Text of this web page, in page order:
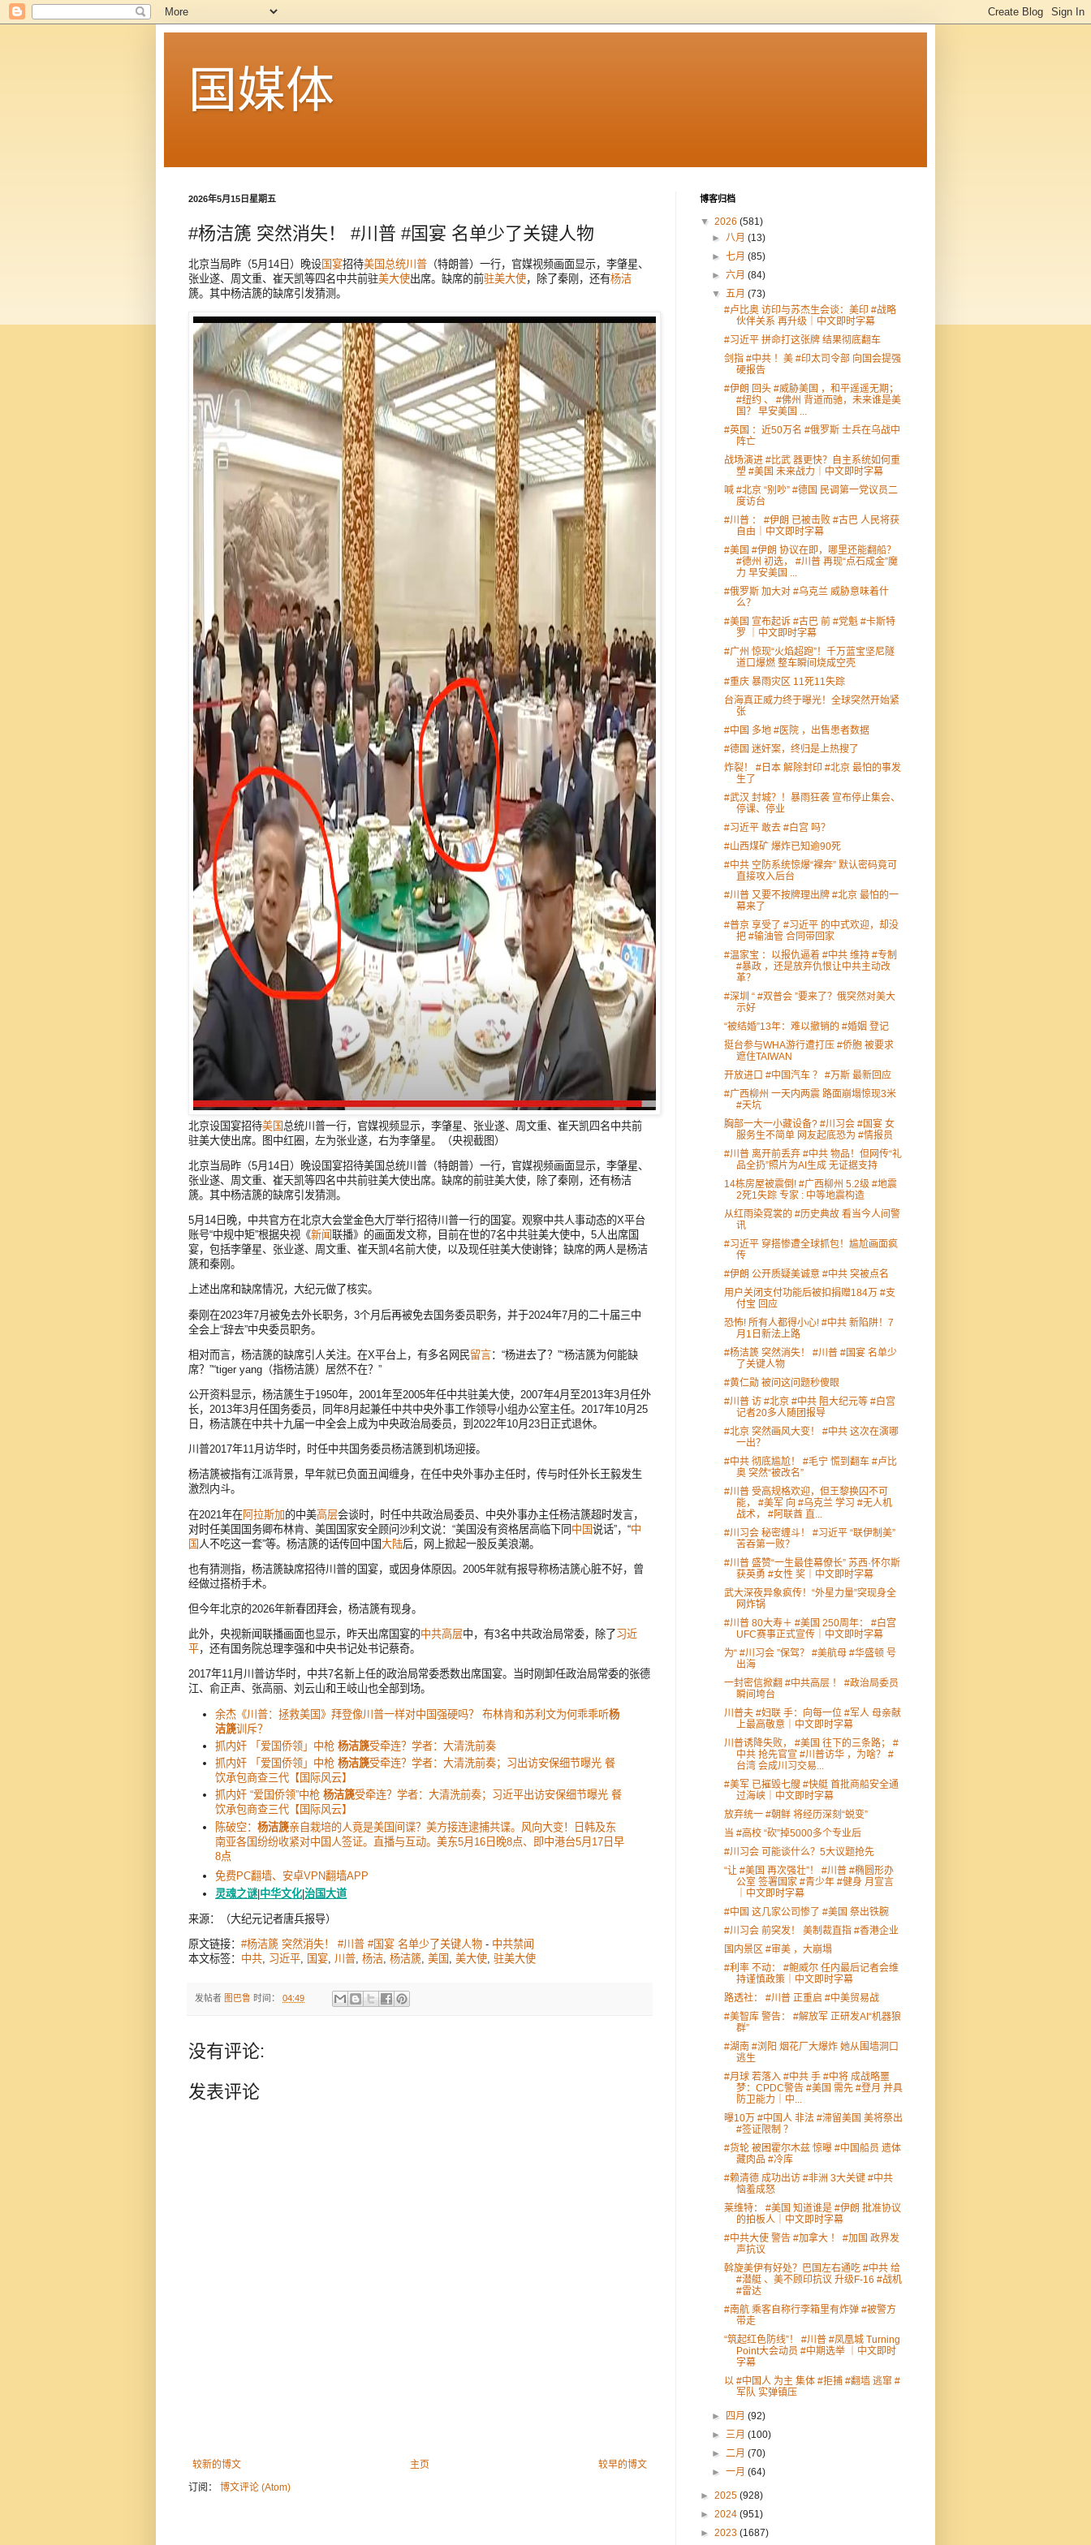
国媒体
2026年5月15日星期五
#杨洁篪 突然消失！ #川普 #国宴 名单少了关键人物
北京当局昨（5月14日）晚设国宴招待美国总统川普 （特朗普）一行，官媒视频画面显示，李肇星、
张业遂、周文重、崔天凯等四名中共前驻美大使出席。缺席的前驻美大使，除了秦刚，还有杨洁
篪。其中杨洁篪的缺席引发猜测。
北京设国宴招待美国 总统川普一行，官媒视频显示，李肇星、张业遂、周文重、崔天凯四名中共前
驻美大使出席。图中红圈，左为张业遂，右为李肇星。（央视截图）
北京当局昨（5月14日）晚设国宴招待美国总统川普（特朗普）一行，官媒视频画面显示，李肇星、
张业遂、周文重、崔天凯等四名中共前驻美大使出席。缺席的前驻美大使，除了秦刚，还有杨洁
篪。其中杨洁篪的缺席引发猜测。
5月14日晚，中共官方在北京大会堂金色大厅举行招待川普一行的国宴。观察中共人事动态的X平台
账号“中规中矩”根据央视《新闻联播》的画面发文称，目前在世的7名中共驻美大使中，5人出席国
宴，包括李肇星、张业遂、周文重、崔天凯4名前大使，以及现任驻美大使谢锋；缺席的两人是杨洁
篪和秦刚。
上述出席和缺席情况，大纪元做了核实。
秦刚在2023年7月被免去外长职务，3个月后再被免去国务委员职务，并于2024年7月的二十届三中
全会上“辞去”中央委员职务。
相对而言，杨洁篪的缺席引人关注。在X平台上，有多名网民留言：“杨进去了？”“杨洁篪为何能缺
席？”“tiger yang（指杨洁篪）居然不在？”
公开资料显示，杨洁篪生于1950年，2001年至2005年任中共驻美大使，2007年4月至2013年3月任外
长，2013年3月任国务委员，同年8月起兼任中共中央外事工作领导小组办公室主任。2017年10月25
日，杨洁篪在中共十九届一中全会上成为中央政治局委员，到2022年10月23日正式退休。
川普2017年11月访华时，时任中共国务委员杨洁篪到机场迎接。
杨洁篪被指有江派背景，早年就已负面丑闻缠身，在任中央外事办主任时，传与时任外长王毅发生
激烈内斗。
在2021年在阿拉斯加的中美高层会谈时，时任中共政治局委员、中央外事办主任杨洁篪超时发言，
对时任美国国务卿布林肯、美国国家安全顾问沙利文说：“美国没有资格居高临下同 中国说话”，“中
国 人不吃这一套”等。杨洁篪的话传回中国大陆后，网上掀起一股反美浪潮。
也有猜测指，杨洁篪缺席招待川普的国宴，或因身体原因。2005年就有报导称杨洁篪心脏不好，曾
经做过搭桥手术。
但今年北京的2026年新春团拜会，杨洁篪有现身。
此外，央视新闻联播画面也显示，昨天出席国宴的中共高层中，有3名中共政治局常委，除了习近
平，还有国务院总理李强和中央书记处书记蔡奇。
2017年11月川普访华时，中共7名新上任的政治局常委悉数出席国宴。当时刚卸任政治局常委的张德
江、俞正声、张高丽、刘云山和王岐山也全部到场。
余杰《川普：拯救美国》拜登像川普一样对中国强硬吗？ 布林肯和苏利文为何乖乖听杨
洁篪训斥？
抓内奸 「爱国侨领」中枪 杨洁篪受牵连？学者：大清洗前奏
抓内奸 「爱国侨领」中枪 杨洁篪受牵连？学者：大清洗前奏；习出访安保细节曝光 餐
饮承包商查三代【国际风云】
抓内奸 “爱国侨领”中枪 杨洁篪受牵连？学者：大清洗前奏；习近平出访安保细节曝光 餐
饮承包商查三代【国际风云】
陈破空： 杨洁篪亲自栽培的人竟是美国间谍？美方接连逮捕共谍。风向大变！日韩及东
南亚各国纷纷收紧对中国人签证。直播与互动。美东5月16日晚8点、即中港台5月17日早
8点
免费PC翻墙、安卓VPN翻墙APP
灵魂之谜|中华文化|治国大道
来源：（大纪元记者唐兵报导）
原文链接： #杨洁篪 突然消失！ #川普 #国宴 名单少了关键人物 - 中共禁闻
本文标签： 中共 习近平 国宴 川普 杨洁 杨洁篪 美国 美大使 驻美大使
发帖者 图巴鲁 时间： 04:49
没有评论:
发表评论
较新的博文 较早的博文
主页
订阅： 博文评论 (Atom)
博客归档
▼ 2026 (581)
►八月(13)
►七月(85)
►六月(84)
▼五月(73)
#卢比奥 访印与苏杰生会谈：美印 #战略
伙伴关系 再升级｜中文即时字幕
#习近平 拼命打这张牌 结果彻底翻车
剑指 #中共 ！美 #印太司令部 向国会提强
硬报告
#伊朗 回头 #威胁美国 ，和平遥遥无期；
#纽约 、 #佛州 背道而驰，未来谁是美
国？ 早安美国 ...
#英国 ：近50万名 #俄罗斯 士兵在乌战中
阵亡
战场演进 #比武 器更快？自主系统如何重
塑 #美国 未来战力｜中文即时字幕
喊 #北京 “别吵” #德国 民调第一党议员二
度访台
#川普 ： #伊朗 已被击败 #古巴 人民将获
自由｜中文即时字幕
#美国 #伊朗 协议在即，哪里还能翻船？
#德州 初选， #川普 再现“点石成金”魔
力 早安美国 ...
#俄罗斯 加大对 #乌克兰 威胁意味着什
么？
#美国 宣布起诉 #古巴 前 #党魁 #卡斯特
罗 ｜中文即时字幕
#广州 惊现“火焰超跑”！千万蓝宝坚尼隧
道口爆燃 整车瞬间烧成空壳
#重庆 暴雨灾区 11死11失踪
台海真正威力终于曝光！全球突然开始紧
张
#中国 多地 #医院 ，出售患者数据
#德国 迷奸案，终归是上热搜了
炸裂！ #日本 解除封印 #北京 最怕的事发
生了
#武汉 封城？！暴雨狂袭 宣布停止集会、
停课、停业
#习近平 敢去 #白宫 吗？
#山西煤矿 爆炸已知逾90死
#中共 空防系统惊爆“裸奔” 默认密码竟可
直接攻入后台
#川普 又要不按牌理出牌 #北京 最怕的一
幕来了
#普京 享受了 #习近平 的中式欢迎，却没
把 #输油管 合同带回家
#温家宝 ：以报仇逼着 #中共 维持 #专制
#暴政 ，还是放弃仇恨让中共主动改
革？
#深圳 “ #双普会 ”要来了？俄突然对美大
示好
“被结婚”13年：难以撤销的 #婚姻 登记
挺台参与WHA游行遭打压 #侨胞 被要求
遮住TAIWAN
开放进口 #中国汽车 ？ #万斯 最新回应
#广西柳州 一天内两震 路面崩塌惊现3米
#天坑
胸部一大一小藏设备? #川习会 #国宴 女
服务生不简单 网友起底恐为 #情报员
#川普 离开前丢弃 #中共 物品！但网传“礼
品全扔”照片为AI生成 无证据支持
14栋房屋被震倒! #广西柳州 5.2级 #地震
2死1失踪 专家 : 中等地震构造
从红雨染霓裳的 #历史典故 看当今人间警
讯
#习近平 穿搭惨遭全球抓包！尴尬画面疯
传
#伊朗 公开质疑美诚意 #中共 突被点名
用户关闭支付功能后被扣捐赠184万 #支
付宝 回应
恐怖! 所有人都得小心! #中共 新陷阱！7
月1日新法上路
#杨洁篪 突然消失！ #川普 #国宴 名单少
了关键人物
#黄仁勋 被问这问题秒傻眼
#川普 访 #北京 #中共 阻大纪元等 #白宫
记者20多人随团报导
#北京 突然画风大变！ #中共 这次在演哪
一出？
#中共 彻底尴尬！ #毛宁 慌到翻车 #卢比
奥 突然“被改名”
#川普 受高规格欢迎，但王黎换囚不可
能， #美军 向 #乌克兰 学习 #无人机
战术， #阿联酋 直...
#川习会 秘密缠斗！ #习近平 “联伊制美”
苦吞第一败？
#川普 盛赞“一生最佳幕僚长” 苏西·怀尔斯
获英勇 #女性 奖｜中文即时字幕
武大深夜异象疯传！“外星力量”突现身全
网炸锅
#川普 80大寿＋ #美国 250周年： #白宫
UFC赛事正式宣传｜中文即时字幕
为“ #川习会 ”保驾？ #美航母 #华盛顿 号
出海
一封密信掀翻 #中共高层 ！ #政治局委员
瞬间垮台
川普夫 #妇联 手：向每一位 #军人 母亲献
上最高敬意｜中文即时字幕
川普诱降失败， #美国 往下的三条路； #
中共 抢先官宣 #川普访华 ，为啥？ #
台湾 会成川习交易...
#美军 已摧毁七艘 #快艇 首批商船安全通
过海峡｜中文即时字幕
放弃统一 #朝鲜 将经历深刻“蜕变”
当 #高校 “砍”掉5000多个专业后
#川习会 可能谈什么？5大议题抢先
“让 #美国 再次强壮”！ #川普 #椭圆形办
公室 签署国家 #青少年 #健身 月宣言
｜中文即时字幕
#中国 这几家公司惨了 #美国 祭出铁腕
#川习会 前突发！ 美制裁直指 #香港企业
国内景区 #审美 ，大崩塌
#利率 不动： #鲍威尔 任内最后记者会维
持谨慎政策｜中文即时字幕
路透社： #川普 正重启 #中美贸易战
#美智库 警告： #解放军 正研发AI“机器狼
群”
#湖南 #浏阳 烟花厂大爆炸 她从围墙洞口
逃生
#月球 若落入 #中共 手 #中将 成战略噩
梦：CPDC警告 #美国 需先 #登月 并具
防卫能力｜中...
曝10万 #中国人 非法 #滞留美国 美将祭出
#签证限制 ？
#货轮 被困霍尔木兹 惊曝 #中国船员 遗体
藏肉品 #冷库
#赖清德 成功出访 #非洲 3大关键 #中共
恼羞成怒
莱维特： #美国 知道谁是 #伊朗 批准协议
的拍板人｜中文即时字幕
#中共大使 警告 #加拿大 ！ #加国 政界发
声抗议
斡旋美伊有好处？巴国左右通吃 #中共 给
#潜艇 、美不顾印抗议 升级F-16 #战机
#雷达
#南航 乘客自称行李箱里有炸弹 #被警方
带走
“筑起红色防线”！ #川普 #凤凰城 Turning
Point大会动员 #中期选举 ｜中文即时
字幕
以 #中国人 为主 集体 #拒捕 #翻墙 逃窜 #
军队 实弹镇压
► 四月(92)
►三月(100)
►二月(70)
►一月(64)
► 2025 (928)
► 2024 (951)
► 2023 (1687)